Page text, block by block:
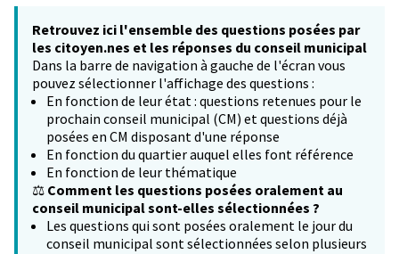
Retrouvez ici l'ensemble des questions posées par
les citoyen.nes et les réponses du conseil municipal
Dans la barre de navigation à gauche de l'écran vous
pouvez sélectionner l'affichage des questions :
En fonction de leur état : questions retenues pour le
prochain conseil municipal (CM) et questions déjà
posées en CM disposant d'une réponse
En fonction du quartier auquel elles font référence
En fonction de leur thématique
⚖️ Comment les questions posées oralement au
conseil municipal sont-elles sélectionnées ?
Les questions qui sont posées oralement le jour du
conseil municipal sont sélectionnées selon plusieurs